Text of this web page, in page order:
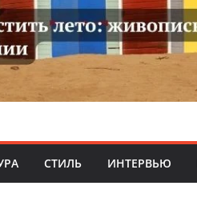
СТИЛЬ ИНТЕРВЬЮ